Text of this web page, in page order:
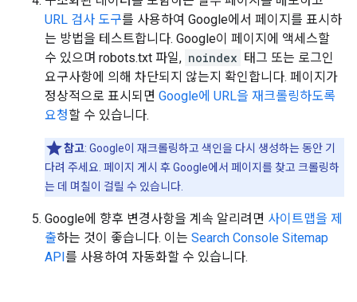
URL 검사 도구를 사용하여 Google에서 페이지를 표시하
는 방법을 테스트합니다. Google이 페이지에 액세스할
수 있으며 robots.txt 파일, noindex 태그 또는 로그인
요구사항에 의해 차단되지 않는지 확인합니다. 페이지가
정상적으로 표시되면 Google에 URL을 재크롤링하도록
요청할 수 있습니다.
참고: Google이 재크롤링하고 색인을 다시 생성하는 동안 기
다려 주세요. 페이지 게시 후 Google에서 페이지를 찾고 크롤링하
는 데 며칠이 걸릴 수 있습니다.
Google에 향후 변경사항을 계속 알리려면 사이트맵을 제
출하는 것이 좋습니다. 이는 Search Console Sitemap
API 를 사용하여 자동화할 수 있습니다.